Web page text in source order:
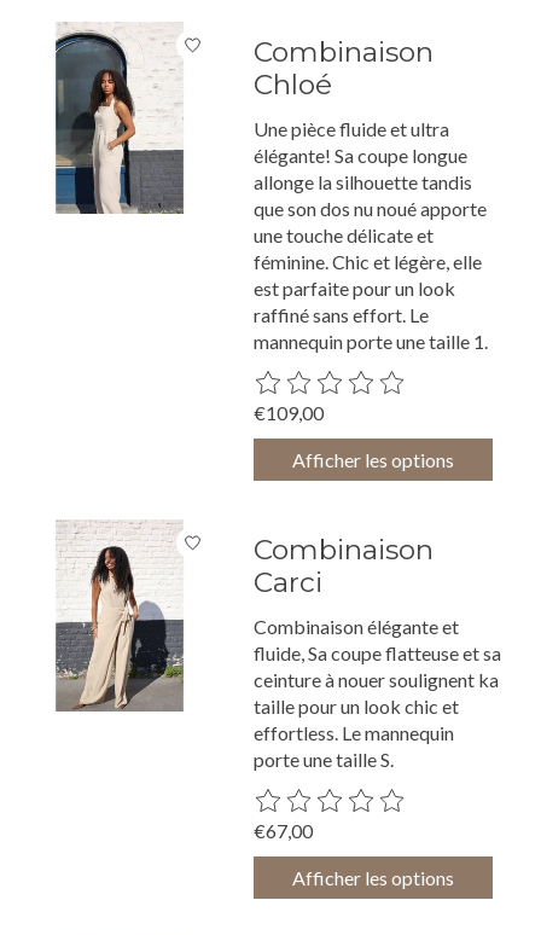
Combinaison
Chloé
Une pièce fluide et ultra
élégante! Sa coupe longue
allonge la silhouette tandis
que son dos nu noué apporte
une touche délicate et
féminine. Chic et légère, elle
est parfaite pour un look
raffiné sans effort. Le
mannequin porte une taille 1.
Ce produit est évalué à
€109,00
Afficher les options
Combinaison
Carci
Combinaison élégante et
fluide, Sa coupe flatteuse et sa
ceinture à nouer soulignent ka
taille pour un look chic et
effortless. Le mannequin
porte une taille S.
Ce produit est évalué à
€67,00
Afficher les options